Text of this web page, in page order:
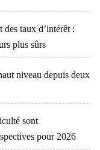
taux d’intérêt :
plus sûrs
niveau depuis deux
sont
pour 2026